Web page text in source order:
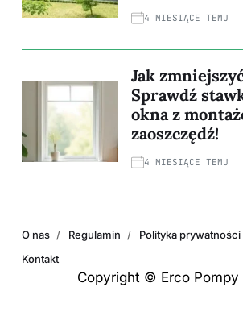
4 MIESIĄCE TEMU
Jak
Sprawdź
okna z
zaoszczędź!
4 MIESIĄCE TEMU
Copyright © Erco Pompy
O nas Regulamin Polityka prywatności
Kontakt